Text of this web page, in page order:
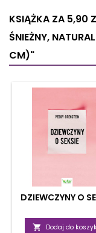
KSIĄŻKA ZA 5,90
ŚNIEŻNY,
CM)"
DZIEWCZYNY O
 Dodaj do